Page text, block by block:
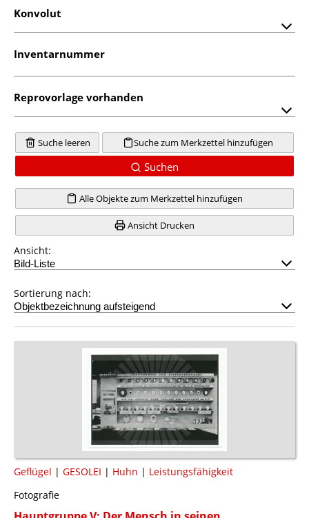
Konvolut
Inventarnummer
Reprovorlage vorhanden
Suche leeren Suche zum Merkzettel hinzufügen
Suchen
Alle Objekte zum Merkzettel hinzufügen
Ansicht Drucken
Ansicht:
Sortierung nach:
Geflügel | GESOLEI | Huhn | Leistungsfähigkeit
Fotografie